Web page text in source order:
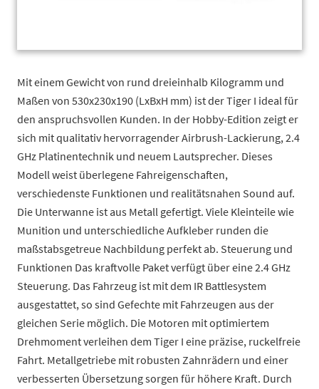
Mit einem Gewicht von rund dreieinhalb Kilogramm und
Maßen von 530x230x190 (LxBxH mm) ist der Tiger I ideal für
den anspruchsvollen Kunden. In der Hobby-Edition zeigt er
sich mit qualitativ hervorragender Airbrush-Lackierung, 2.4
GHz Platinentechnik und neuem Lautsprecher. Dieses
Modell weist überlegene Fahreigenschaften,
verschiedenste Funktionen und realitätsnahen Sound auf.
Die Unterwanne ist aus Metall gefertigt. Viele Kleinteile wie
Munition und unterschiedliche Aufkleber runden die
maßstabsgetreue Nachbildung perfekt ab. Steuerung und
Funktionen Das kraftvolle Paket verfügt über eine 2.4 GHz
Steuerung. Das Fahrzeug ist mit dem IR Battlesystem
ausgestattet, so sind Gefechte mit Fahrzeugen aus der
gleichen Serie möglich. Die Motoren mit optimiertem
Drehmoment verleihen dem Tiger I eine präzise, ruckelfreie
Fahrt. Metallgetriebe mit robusten Zahnrädern und einer
verbesserten Übersetzung sorgen für höhere Kraft. Durch